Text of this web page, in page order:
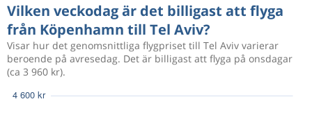
Aug 22 KöpenhamnTel Aviv 2 312 kr
3 081 kr
Vilken veckodag är det billigast att flyga
från Köpenhamn till Tel Aviv?
Visar hur det genomsnittliga flygpriset till Tel Aviv varierar
beroende på avresedag. Det är billigast att flyga på onsdagar
(ca 3 960 kr).